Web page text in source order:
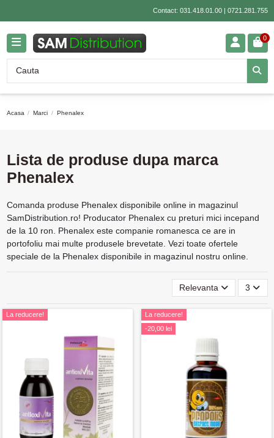
Contact: 031.418.01.00| 0721.281.755
0
Acasa Marci Phenalex
Lista de produse dupa marca
Phenalex
Comanda produse Phenalex disponibile online in magazinul
SamDistribution.ro! Producator Phenalex cu preturi mici incepand
de la 10 ron. Phenalex este companie romanesca ce are in
portofoliu mai multe produsele brevetate. Vezi toate ofertele
speciale de la Phenalex disponibile in magazinul nostru online.
Relevanta 3
La reducere!
La reducere!
-20,00 lei